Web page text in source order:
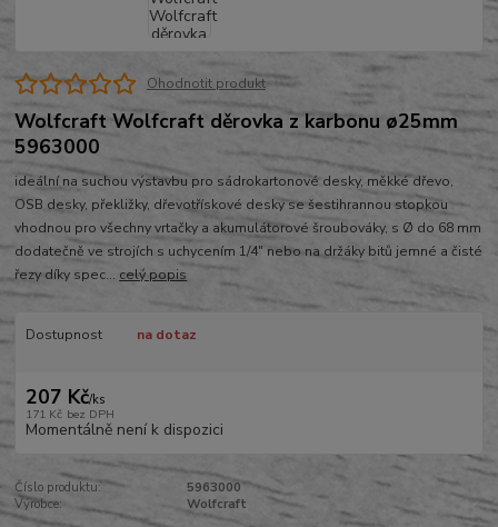
Ohodnotit produkt
Wolfcraft Wolfcraft děrovka z karbonu ø25mm
5963000
ideální na suchou výstavbu pro sádrokartonové desky, měkké dřevo,
OSB desky, překližky, dřevotřískové desky se šestihrannou stopkou
vhodnou pro všechny vrtačky a akumulátorové šroubováky, s Ø do 68 mm
dodatečně ve strojích s uchycením 1/4" nebo na držáky bitů jemné a čisté
řezy díky spec... celý popis
Dostupnost na dotaz
207 Kč/ks
171 Kč bez DPH
Momentálně není k dispozici
Číslo produktu:
5963000
Výrobce:
Wolfcraft